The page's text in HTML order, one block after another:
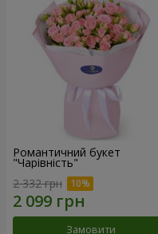
Романтичний букет
"Чарівність"
2 332 грн
Замовити